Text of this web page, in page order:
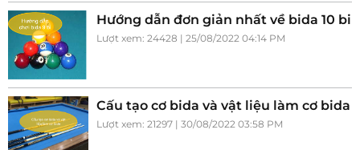
Hướng dẫn đơn giản nhất về bida 10 bi
Lượt xem: 24428 | 25/08/2022 04:14 PM
Cấu tạo cơ bida và vật liệu làm cơ bida
Lượt xem: 21297 | 30/08/2022 03:58 PM